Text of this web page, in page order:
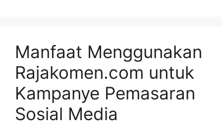
Manfaat Menggunakan
Rajakomen.com untuk
Kampanye Pemasaran
Sosial Media